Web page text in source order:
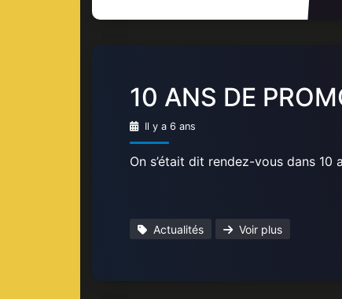
10 ANS DE
Il y a 6 ans
On s’était dit rendez-vous dans 10
Actualités Voir plus